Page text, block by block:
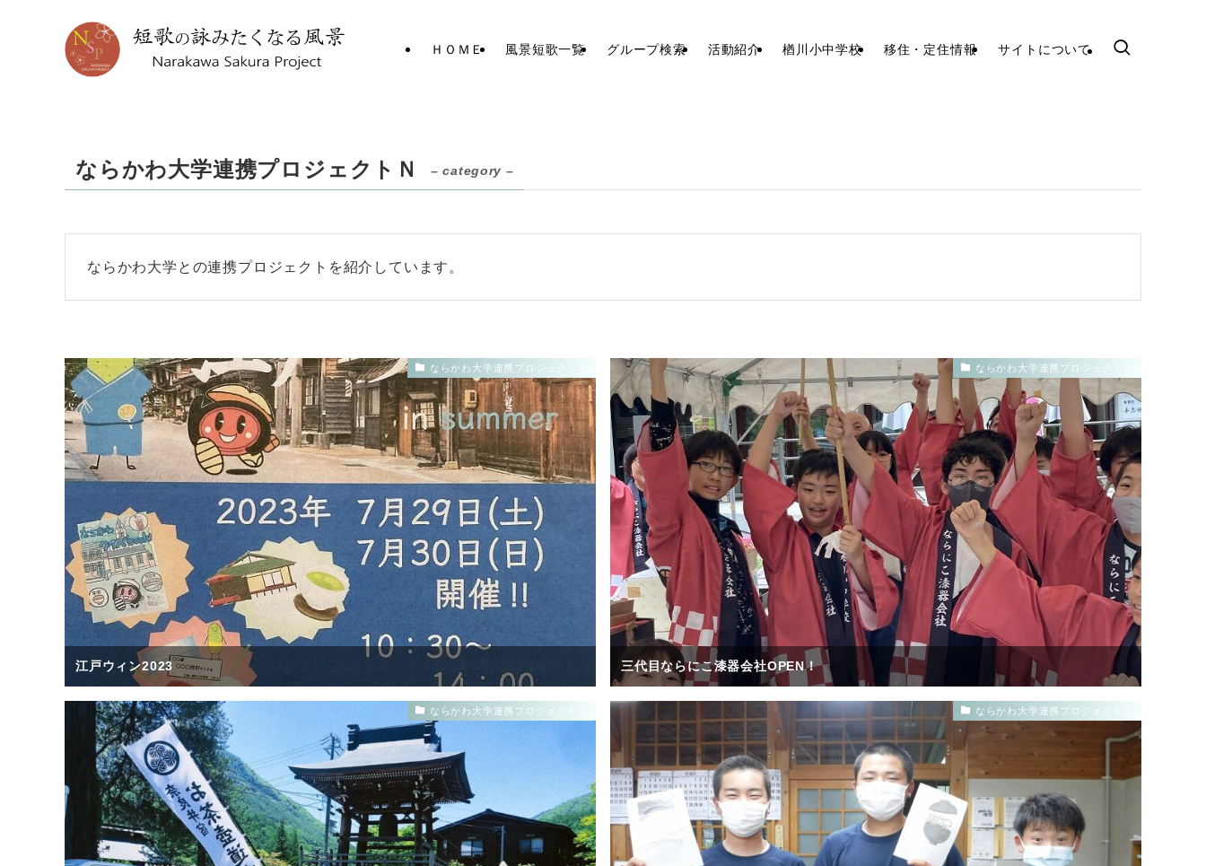
ＨＯＭＥ 風景短歌一覧 グループ検索 活動紹介 楢川小中学校 移住・定住情報 サイトについて
ならかわ大学連携プロジェクトＮ – category –
ならかわ大学との連携プロジェクトを紹介しています。
ならかわ大学連携プロジェクトＮ
江戸ウィン2023
ならかわ大学連携プロジェクトＮ
三代目ならにこ漆器会社OPEN！
ならかわ大学連携プロジェクトＮ ならかわ大学連携プロジェクトＮ